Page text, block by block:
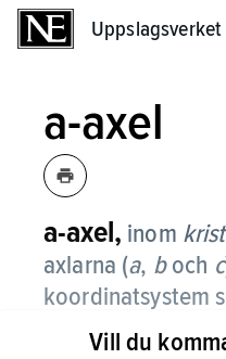
Uppslagsverket
a-axel
a-axel, inom
axlarna (a, boch c
koordinatsystem
beskrivning av
Vill du